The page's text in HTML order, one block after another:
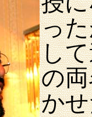
っ
し
の
か